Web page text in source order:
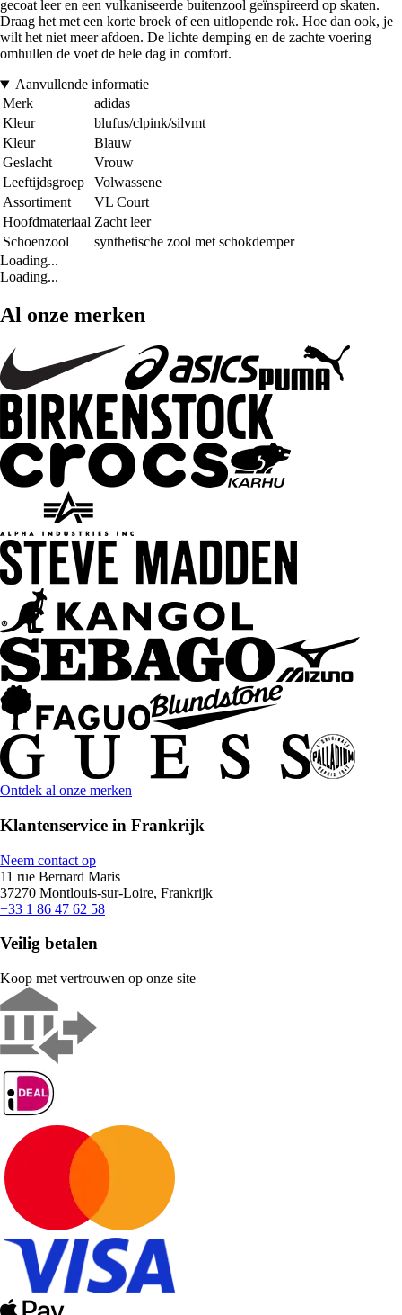
gecoat leer en een vulkaniseerde buitenzool geïnspireerd op skaten.
Draag het met een korte broek of een uitlopende rok. Hoe dan ook, je
wilt het niet meer afdoen. De lichte demping en de zachte voering
omhullen de voet de hele dag in comfort.
Aanvullende informatie
Merk
adidas
Kleur
blufus/clpink/silvmt
Kleur
Blauw
Geslacht
Vrouw
Leeftijdsgroep
Volwassene
Assortiment
VL Court
Hoofdmateriaal Zacht leer
Schoenzool
synthetische zool met schokdemper
Loading...
Loading...
Al onze merken
Ontdek al onze merken
Klantenservice in Frankrijk
Neem contact op
11 rue Bernard Maris
37270 Montlouis-sur-Loire, Frankrijk
+33 1 86 47 62 58
Veilig betalen
Koop met vertrouwen op onze site